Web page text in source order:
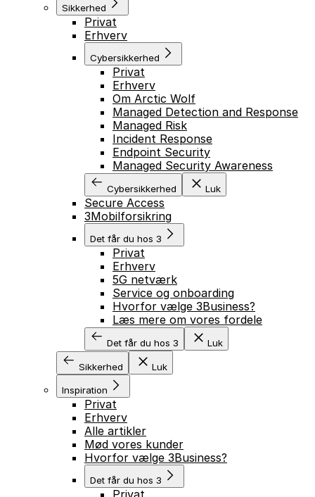
GÅ TIL INDHOLD
Sikkerhed
Privat
Erhverv
Cybersikkerhed
Privat
Erhverv
Om Arctic Wolf
Managed Detection and Response
Managed Risk
Incident Response
Endpoint Security
Managed Security Awareness
Cybersikkerhed Luk
Secure Access
3Mobilforsikring
Det får du hos 3
Privat
Erhverv
5G netværk
Service og onboarding
Hvorfor vælge 3Business?
Læs mere om vores fordele
Det får du hos 3 Luk
Sikkerhed Luk
Inspiration
Privat
Erhverv
Alle artikler
Mød vores kunder
Hvorfor vælge 3Business?
Det får du hos 3